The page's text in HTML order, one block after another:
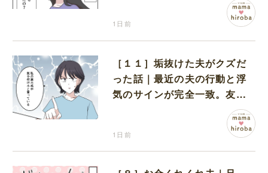
1日前
［１１］垢抜けた夫がクズだ
った話｜最近の夫の行動と浮
気のサインが完全一致。友人
1日前